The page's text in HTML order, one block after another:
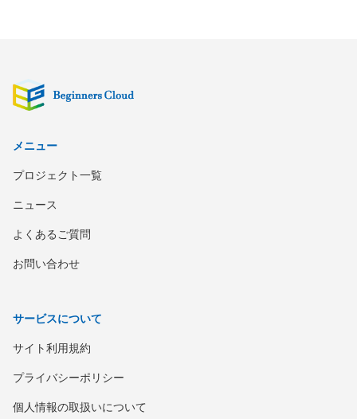
メニュー
プロジェクト一覧
ニュース
よくあるご質問
お問い合わせ
サービスについて
サイト利用規約
プライバシーポリシー
個人情報の取扱いについて